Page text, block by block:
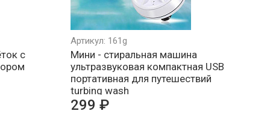
с
Артикул: 161g
Мини - стиральная машина
ультразвуковая компактная USB
портативная для путешествий
turbing wash
299 ₽